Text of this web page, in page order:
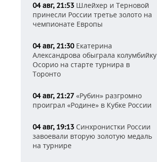
04 авг, 21:53 Шлейхер и Терновой
принесли России третье золото на
чемпионате Европы
04 авг, 21:30Екатерина
Александрова обыграла колумбийку
Осорио на старте турнира в
Торонто
04 авг, 21:27 «Рубин» разгромно
проиграл «Родине» в Кубке России
04 авг, 19:13 Синхронистки России
завоевали вторую золотую медаль
на турнире